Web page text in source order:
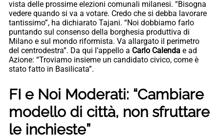
vista delle prossime elezioni comunali milanesi. “Bisogna
vedere quando si va a votare. Credo che si debba lavorare
tantissimo”, ha dichiarato Tajani. “Noi dobbiamo farlo
puntando sul consenso della borghesia produttiva di
Milano e sul mondo riformista. Va allargato il perimetro
del centrodestra”. Da qui l’appello a Carlo Calenda e ad
Azione: “Troviamo insieme un candidato civico, come è
stato fatto in Basilicata”.
FI e Noi Moderati: “Cambiare
modello di città, non sfruttare
le inchieste”